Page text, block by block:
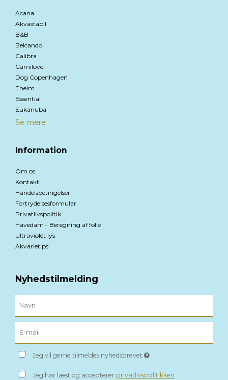
Acana
Akvastabil
B&B
Belcando
Calibra
Carnilove
Dog Copenhagen
Eheim
Essential
Eukanuba
Se mere
Information
Om os
Kontakt
Handelsbetingelser
Fortrydelsesformular
Privatlivspolitik
Havedam - Beregning af folie
Ultraviolet lys
Akvarietips
Nyhedstilmelding
Jeg vil gerne tilmeldes nyhedsbrevet
Jeg har læst og accepterer privatlivspolitikken